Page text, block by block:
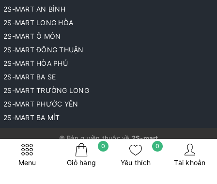
Menu Giỏ hàng
0
Yêu thích
0
Tài khoản
2S-MART AN BÌNH
2S-MART LONG HÒA
2S-MART Ô MÔN
2S-MART ĐÔNG THUẬN
2S-MART HÒA PHÚ
2S-MART BA SE
2S-MART TRƯỜNG LONG
2S-MART PHƯỚC YÊN
2S-MART BA MÍT
© Bản quyền thuộc về2S-mart
Cung cấp bởi
Sapo